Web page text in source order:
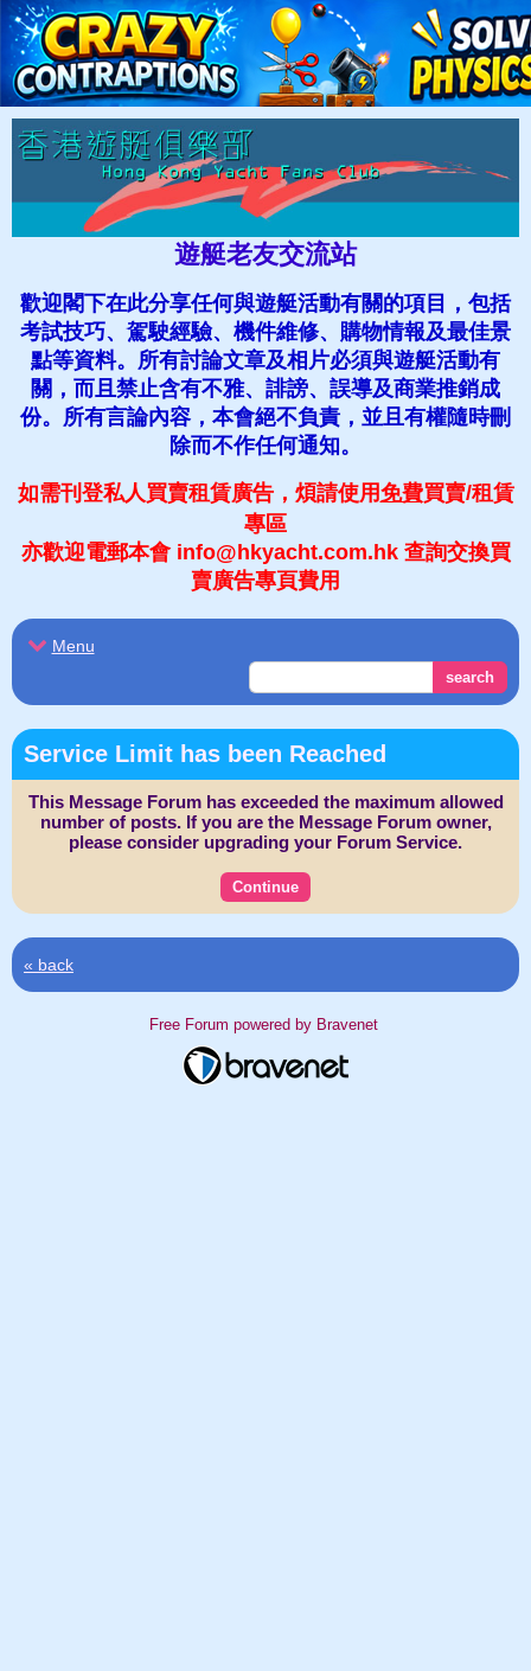
遊艇老友交流站
歡迎閣下在此分享任何與遊艇活動有關的項目，包括
考試技巧、駕駛經驗、機件維修、購物情報及最佳景
點等資料。所有討論文章及相片必須與遊艇活動有
關，而且禁止含有不雅、誹謗、誤導及商業推銷成
份。所有言論內容，本會絕不負責，並且有權隨時刪
除而不作任何通知。
如需刊登私人買賣租賃廣告，煩請使用免費買賣/租賃
專區
亦歡迎電郵本會 info@hkyacht.com.hk 查詢交換買
賣廣告專頁費用
Menu
search
Service Limit has been Reached
This Message Forum has exceeded the maximum allowed
number of posts. If you are the Message Forum owner,
please consider upgrading your Forum Service.
Continue
« back
Free Forum powered by Bravenet